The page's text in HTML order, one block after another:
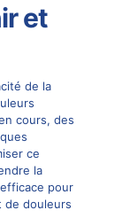
et
de la
cours, des
ce
la
pour
de douleurs